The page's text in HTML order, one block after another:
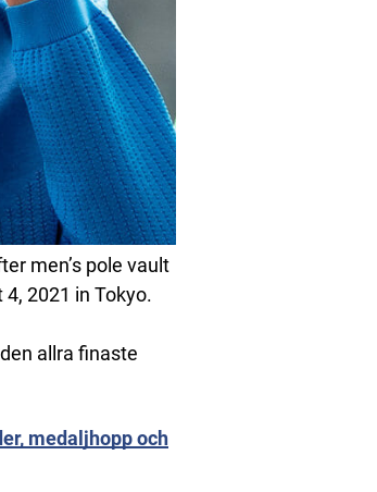
men’s pole vault
2021 in Tokyo.
allra finaste
medaljhopp och